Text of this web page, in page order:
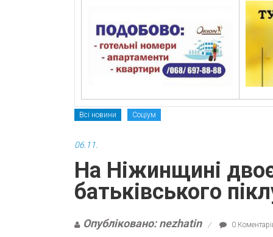
Всі новини Соціум
06.11.
На Ніжинщині
батьківського
Опубліковано: nezhatin 0